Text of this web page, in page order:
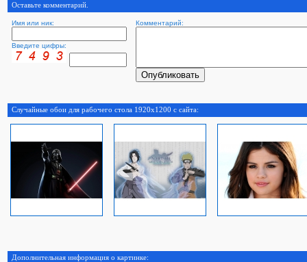
Оставьте комментарий.
Имя или ник: Комментарий:
Введите цифры:
Случайные обои для рабочего стола 1920x1200 с сайта:
Дополнительная информация о картинке: